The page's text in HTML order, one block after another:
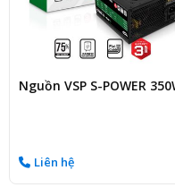
Nguồn VSP S-POWER
Liên hệ